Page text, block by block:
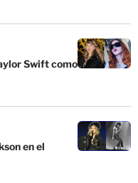
Swift como
en el